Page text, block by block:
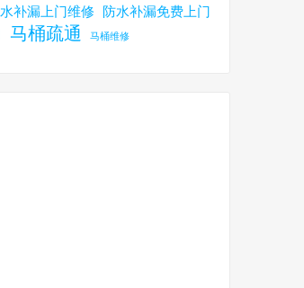
补漏上门维修
防水补漏免费上门
马桶疏通 马桶维修